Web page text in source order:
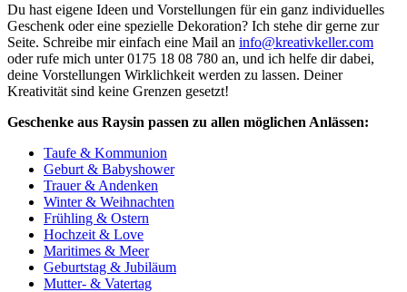
Du hast eigene Ideen und Vorstellungen für ein ganz individuelles
Geschenk oder eine spezielle Dekoration? Ich stehe dir gerne zur
Seite. Schreibe mir einfach eine Mail an info@kreativkeller.com
oder rufe mich unter 0175 18 08 780 an, und ich helfe dir dabei,
deine Vorstellungen Wirklichkeit werden zu lassen. Deiner
Kreativität sind keine Grenzen gesetzt!
Geschenke aus Raysin passen zu allen möglichen Anlässen:
Taufe & Kommunion
Geburt & Babyshower
Trauer & Andenken
Winter & Weihnachten
Frühling & Ostern
Hochzeit & Love
Maritimes & Meer
Geburtstag & Jubiläum
Mutter- & Vatertag